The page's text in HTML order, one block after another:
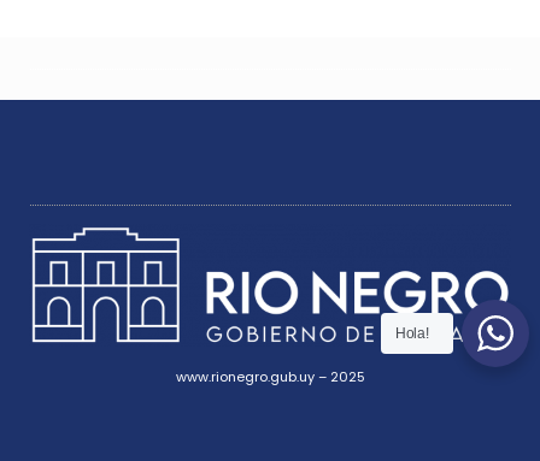
www.rionegro.gub.uy – 2025
Hola!